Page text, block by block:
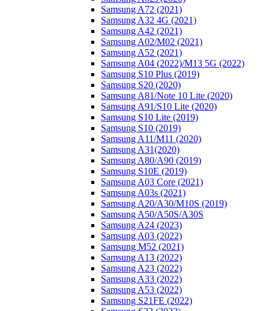
Samsung A72 (2021)
Samsung A32 4G (2021)
Samsung A42 (2021)
Samsung A02/M02 (2021)
Samsung A52 (2021)
Samsung A04 (2022)/M13 5G (2022)
Samsung S10 Plus (2019)
Samsung S20 (2020)
Samsung A81/Note 10 Lite (2020)
Samsung A91/S10 Lite (2020)
Samsung S10 Lite (2019)
Samsung S10 (2019)
Samsung A11/M11 (2020)
Samsung A31(2020)
Samsung A80/A90 (2019)
Samsung S10E (2019)
Samsung A03 Core (2021)
Samsung A03s (2021)
Samsung A20/A30/M10S (2019)
Samsung A50/A50S/A30S
Samsung A24 (2023)
Samsung A03 (2022)
Samsung M52 (2021)
Samsung A13 (2022)
Samsung A23 (2022)
Samsung A33 (2022)
Samsung A53 (2022)
Samsung S21FE (2022)